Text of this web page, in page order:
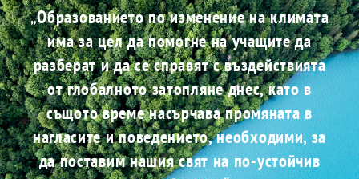
„Образованието по изменение на климата
има за цел да помогне на учащите да
разберат и да се справят с въздействията
от глобалното затопляне днес, като в
същото време насърчава промяната в
нагласите и поведението, необходими, за
да поставим нашия свят на по-устойчив